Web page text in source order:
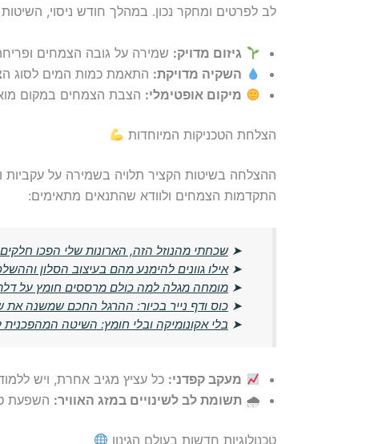
לב לפרטים ומחקר נכון. במהלך חודש ניסוי, השיטות
גיזום מדויק: שמירה על גובה הצמחים
השקיה מדויקת: התאמת כמות המים לסוג
מיקום אופטימלי: הצבת הצמחים במקום
הצלחת הטכניקות המיוחדות
ההצלחה בשיטות הקציר תלויה בשמירה על
התקדמות הצמחים ולוודא שהתנאים מתאימים:
➤שכחתי מהנוזל הזה, הארונות שלי הפכו
➤אילו גוונים להימנע מהם בעיצוב הסלון
➤מומחה מגלה למה כולם מרססים חומץ על
➤כוס ודף נייר בכיור: ההרגל החכם שמשנה
➤ בלי אקונומיקה ובלי חומץ: השיטה
מעקב קפדני: כל עציץ מגיב אחרת, ויש
🌧 תשומת לב לשינויים במזג האוויר: השפעת
טכנולוגיות חדשות בעולם הגינון